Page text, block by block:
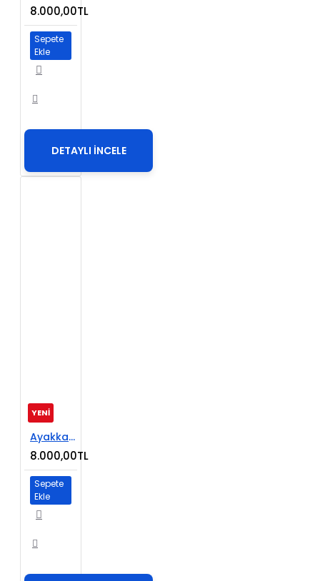
8.000,00TL
Sepete
Ekle
DETAYLI İNCELE
YENİ
Ayakkabı Satışı E-Ticaret Web Sitesi
8.000,00TL
Sepete
Ekle